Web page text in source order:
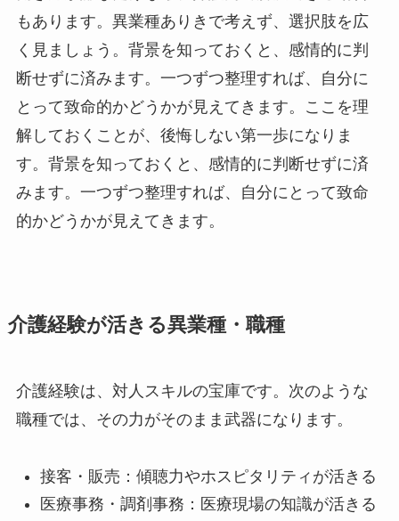
もあります。異業種ありきで考えず、選択肢を広
く見ましょう。背景を知っておくと、感情的に判
断せずに済みます。一つずつ整理すれば、自分に
とって致命的かどうかが見えてきます。ここを理
解しておくことが、後悔しない第一歩になりま
す。背景を知っておくと、感情的に判断せずに済
みます。一つずつ整理すれば、自分にとって致命
的かどうかが見えてきます。
介護経験が活きる異業種・職種
介護経験は、対人スキルの宝庫です。次のような
職種では、その力がそのまま武器になります。
接客・販売：傾聴力やホスピタリティが活きる
医療事務・調剤事務：医療現場の知識が活きる